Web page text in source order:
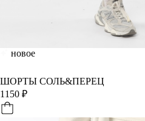
новое
ШОРТЫ СОЛЬ&ПЕРЕЦ
1150 ₽